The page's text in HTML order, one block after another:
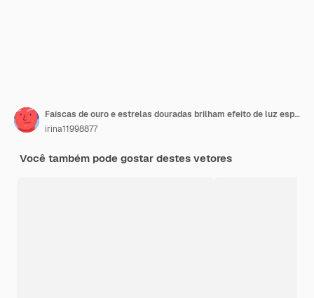
Faíscas de ouro e estrelas douradas brilham efeito de luz especial. Brilhos em fundo transparente. Poeira
irina11998877
Você também pode gostar destes vetores